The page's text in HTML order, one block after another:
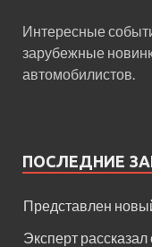
Интересные
зарубежные
автомобилистов.
ПОСЛЕДНИЕ
Представлен
Эксперт рассказал